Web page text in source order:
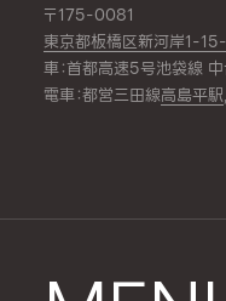
〒175-0081
東京都板橋区新河岸1-
車：首都高速5号池袋線
電車：都営三田線高島平駅